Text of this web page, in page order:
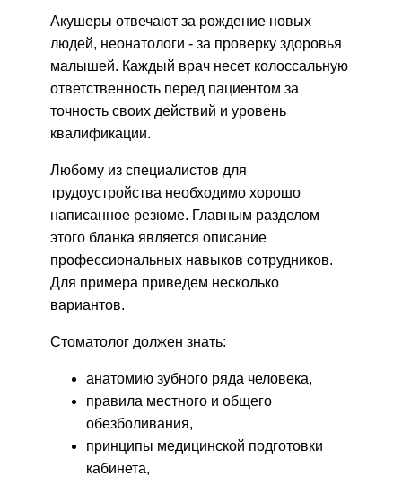
Акушеры отвечают за рождение новых
людей, неонатологи - за проверку здоровья
малышей. Каждый врач несет колоссальную
ответственность перед пациентом за
точность своих действий и уровень
квалификации.
Любому из специалистов для
трудоустройства необходимо хорошо
написанное резюме. Главным разделом
этого бланка является описание
профессиональных навыков сотрудников.
Для примера приведем несколько
вариантов.
Стоматолог должен знать:
анатомию зубного ряда человека,
правила местного и общего
обезболивания,
принципы медицинской подготовки
кабинета,